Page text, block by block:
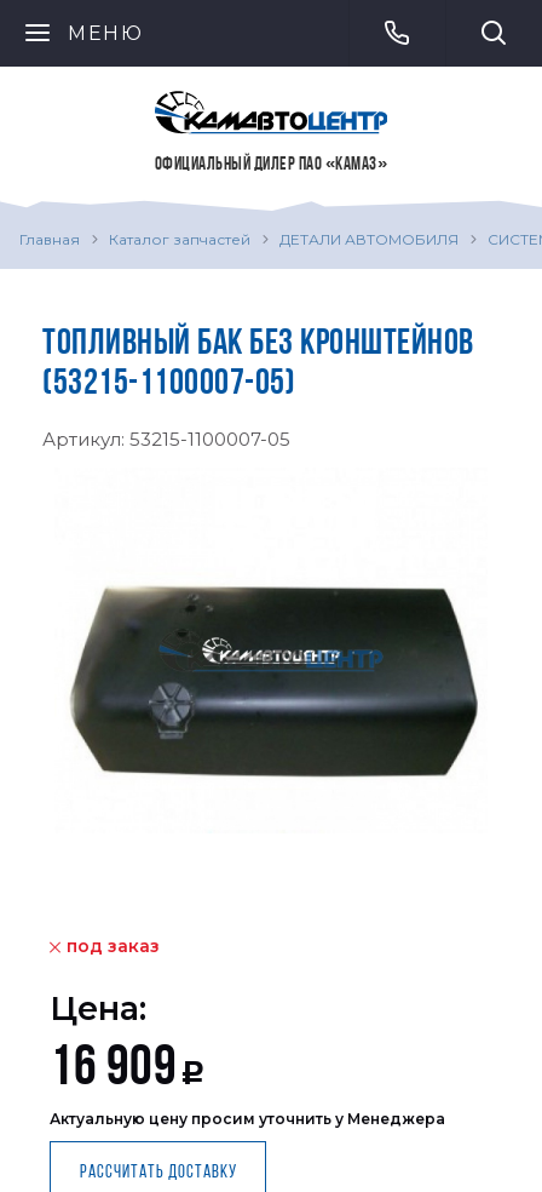
МЕНЮ
ОФИЦИАЛЬНЫЙ ДИЛЕР ПАО «КАМАЗ»
Главная Каталог запчастей ДЕТАЛИ АВТОМОБИЛЯ
ТОПЛИВНЫЙ БАК БЕЗ КРОНШТЕЙНОВ
(53215-1100007-05)
Артикул: 53215-1100007-05
под заказ
Цена:
16 909 Р
Актуальную цену просим уточнить у Менеджера
Рассчитать доставку